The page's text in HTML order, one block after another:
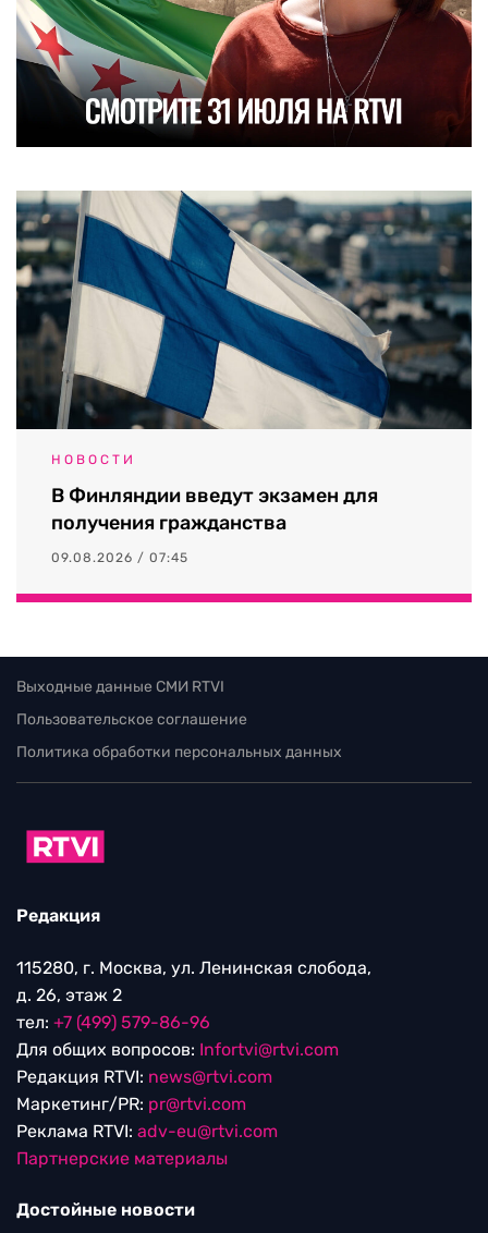
НОВОСТИ
В Финляндии введут экзамен для
получения гражданства
09.08.2026 / 07:45
Выходные данные СМИ RTVI
Пользовательское соглашение
Политика обработки персональных данных
Редакция
115280, г. Москва, ул. Ленинская слобода,
д. 26, этаж 2
тел: +7 (499) 579-86-96
Для общих вопросов: Infortvi@rtvi.com
Редакция RTVI: news@rtvi.com
Маркетинг/PR: pr@rtvi.com
Реклама RTVI: adv-eu@rtvi.com
Партнерские материалы
Достойные новости